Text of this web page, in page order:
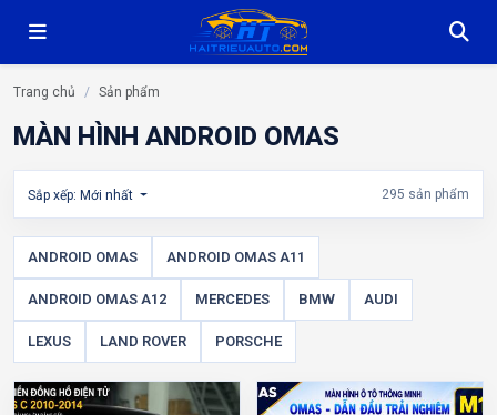
Trang chủ Sản phẩm
MÀN HÌNH ANDROID OMAS
Sắp xếp: Mới nhất 295 sản phẩm
ANDROID OMAS ANDROID OMAS A11
ANDROID OMAS A12 MERCEDES BMW AUDI
LEXUS LAND ROVER PORSCHE